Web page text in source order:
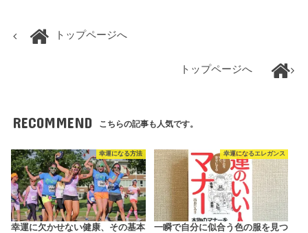
トップページへ
トップページへ
RECOMMEND こちらの記事も人気です。
幸運になる方法
幸運に欠かせない健康、その基本
幸運になるエレガンス
一瞬で自分に似合う色の服を見つ